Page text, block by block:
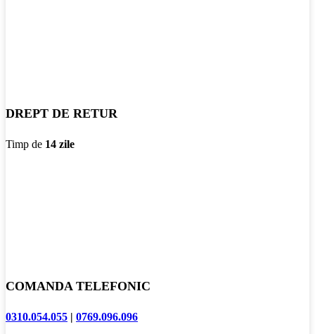
DREPT DE RETUR
Timp de 14 zile
COMANDA TELEFONIC
0310.054.055 | 0769.096.096